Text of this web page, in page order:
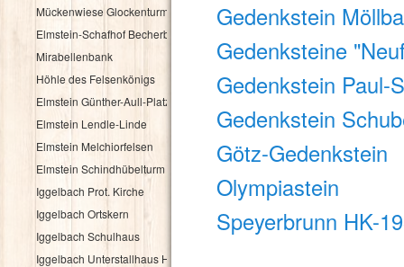
Mückenwiese Glockenturm
Elmstein-Schafhof Becherbaum
Mirabellenbank
Höhle des Felsenkönigs
Elmstein Günther-Aull-Platz
Elmstein Lendle-Linde
Elmstein Melchiorfelsen
Elmstein Schindhübelturm
Iggelbach Prot. Kirche
Iggelbach Ortskern
Iggelbach Schulhaus
Iggelbach Unterstallhaus Hübelgasse 1
Gedenkstein
Gedenksteine
Gedenkstein Paul-
Gedenkstein
Götz-Gedenkstein
Olympiastein
Speyerbrunn HK-